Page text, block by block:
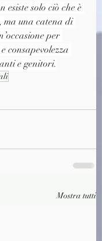
esiste solo ciò che è
ma una catena di
per
consapevolezza
e genitori.
Mostra tutti